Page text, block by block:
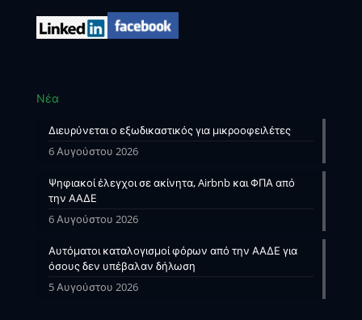
Νέα
Διευρύνεται ο εξωδικαστικός για μικροοφειλέτες
6 Αυγούστου 2026
Ψηφιακοί έλεγχοι σε ακίνητα, Airbnb και ΦΠΑ από
την ΑΑΔΕ
6 Αυγούστου 2026
Αυτόματοι καταλογισμοί φόρων από την ΑΑΔΕ για
όσους δεν υπέβαλαν δήλωση
5 Αυγούστου 2026